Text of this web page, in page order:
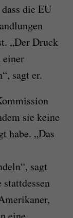
die EU
„Der Druck
sagt er.
sie keine
habe. „Das
sagt